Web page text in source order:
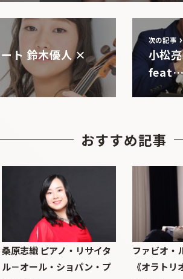
ト 鈴木優人 ×
次の記事
小松
おすすめ記事
桑原志織 ピアノ・リサイタ
ル－オール・ショパン・プ
ファビオ・
《オラトリ